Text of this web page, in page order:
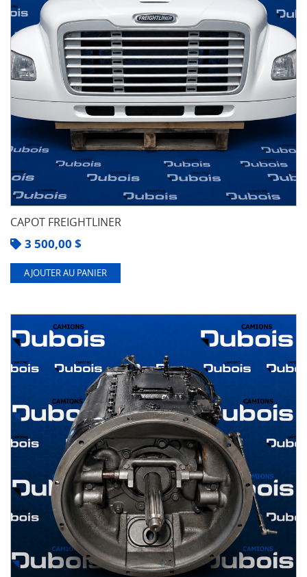
CAPOT FREIGHTLINER
3 500,00 $
AJOUTER AU PANIER